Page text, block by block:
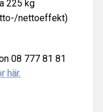
225 kg
nettoeffekt)
08 777 81 81
här.